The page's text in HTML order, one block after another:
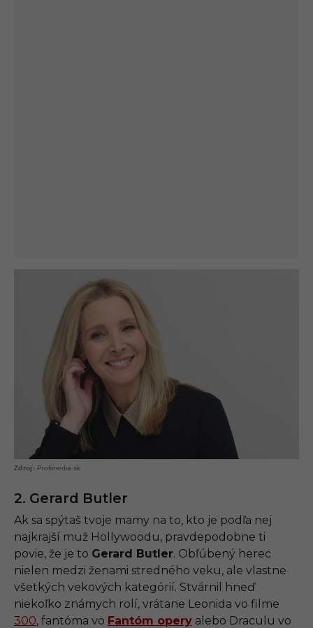
Profimedia.sk
2. Gerard Butler
Ak sa spýtaš tvoje mamy na to, kto je podľa nej
najkrajší muž Hollywoodu, pravdepodobne ti
povie, že je to Gerard Butler. Obľúbený herec
nielen medzi ženami stredného veku, ale vlastne
všetkých vekových kategórií. Stvárnil hneď
niekoľko známych rolí, vrátane Leonida vo filme
300, fantóma vo Fantóm opery alebo Draculu vo